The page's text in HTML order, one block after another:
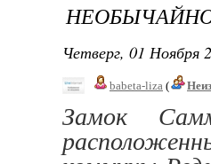
Четверг, 01 Ноября
babeta-liza (
Замок